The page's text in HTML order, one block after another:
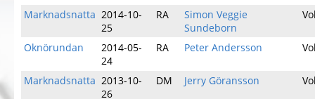
Marknadsnatta 2014-10-
25
RA
Simon Veggie
Sundeborn
Oknörundan
2014-05-
24
RA Peter Andersson
Marknadsnatta 2013-10-
26
DM Jerry Göransson